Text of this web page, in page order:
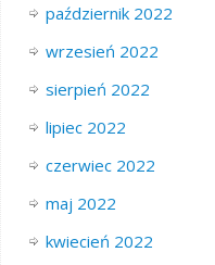
październik 2022
wrzesień 2022
sierpień 2022
lipiec 2022
czerwiec 2022
maj 2022
kwiecień 2022